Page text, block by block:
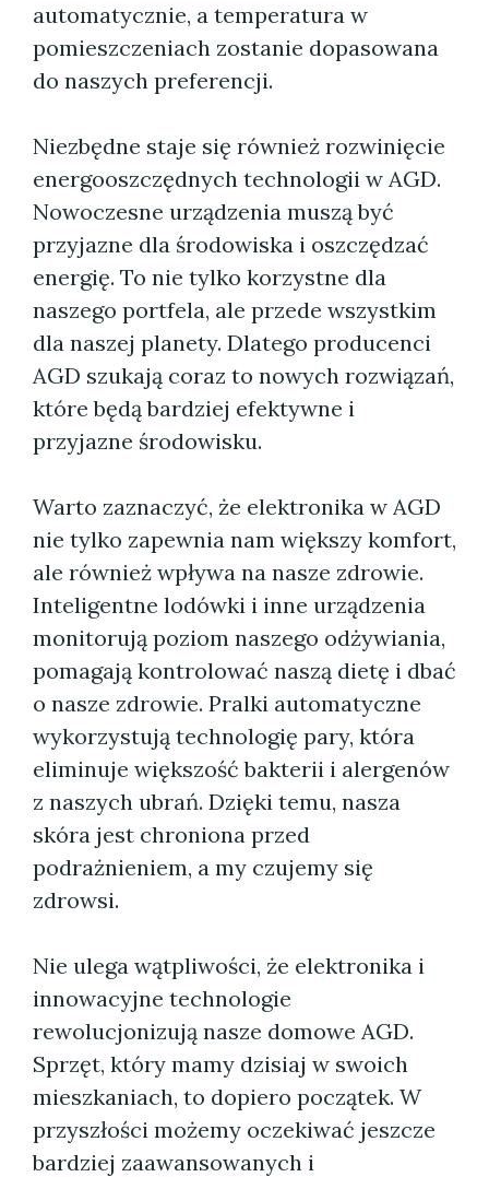
automatycznie, a temperatura w
pomieszczeniach zostanie dopasowana
do naszych preferencji.
Niezbędne staje się również rozwinięcie
energooszczędnych technologii w AGD.
Nowoczesne urządzenia muszą być
przyjazne dla środowiska i oszczędzać
energię. To nie tylko korzystne dla
naszego portfela, ale przede wszystkim
dla naszej planety. Dlatego producenci
AGD szukają coraz to nowych rozwiązań,
które będą bardziej efektywne i
przyjazne środowisku.
Warto zaznaczyć, że elektronika w AGD
nie tylko zapewnia nam większy komfort,
ale również wpływa na nasze zdrowie.
Inteligentne lodówki i inne urządzenia
monitorują poziom naszego odżywiania,
pomagają kontrolować naszą dietę i dbać
o nasze zdrowie. Pralki automatyczne
wykorzystują technologię pary, która
eliminuje większość bakterii i alergenów
z naszych ubrań. Dzięki temu, nasza
skóra jest chroniona przed
podrażnieniem, a my czujemy się
zdrowsi.
Nie ulega wątpliwości, że elektronika i
innowacyjne technologie
rewolucjonizują nasze domowe AGD.
Sprzęt, który mamy dzisiaj w swoich
mieszkaniach, to dopiero początek. W
przyszłości możemy oczekiwać jeszcze
bardziej zaawansowanych i